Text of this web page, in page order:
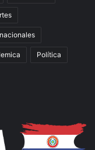
nacionales
Política